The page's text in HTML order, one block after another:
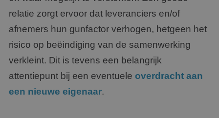
relatie zorgt ervoor dat leveranciers en/of
afnemers hun gunfactor verhogen, hetgeen het
risico op beëindiging van de samenwerking
verkleint. Dit is tevens een belangrijk
attentiepunt bij een eventuele overdracht aan
een nieuwe eigenaar.